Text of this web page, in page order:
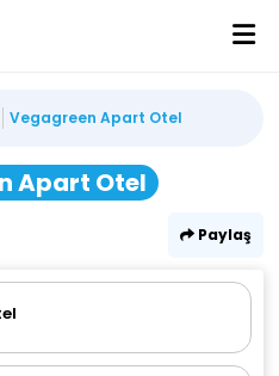
Vegagreen Apart Otel
Apart Otel
Paylaş